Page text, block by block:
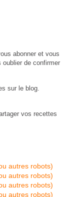
abonner et vous
de confirmer
sur le blog.
vos recettes